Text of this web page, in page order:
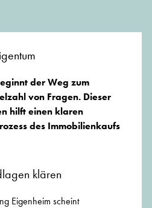
der Weg zum
von Fragen. Dieser
hilft einen klaren
des Immobilienkaufs
klären
Eigenheim scheint